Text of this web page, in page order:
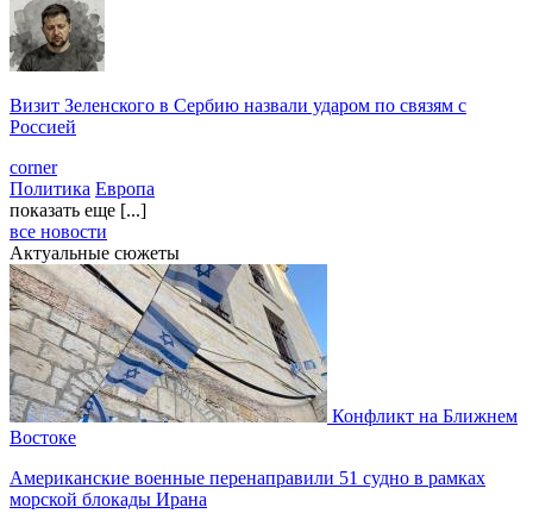
Визит Зеленского в Сербию назвали ударом по связям с
Россией
corner
Политика Европа
показать еще [...]
все новости
Актуальные сюжеты
Конфликт на Ближнем
Востоке
Американские военные перенаправили 51 судно в рамках
морской блокады Ирана